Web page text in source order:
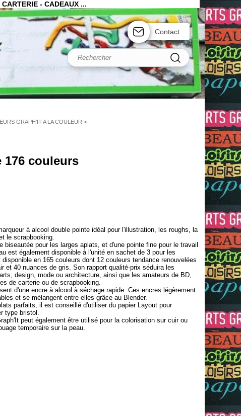
- CADEAUX ...
Contact
GRAPH'IT A LA COULEUR >
176 couleurs
à alcool double pointe idéal pour l'illustration, les roughs, la
le scrapbooking.
biseautée pour les larges aplats, et d'une pointe fine pour le travail
est également disponible à l'unité en sachet de 3 pour les
en 165 couleurs dont 12 couleurs tendance renouvelées
et 40 nuances de gris. Son rapport qualité-prix séduira les
design, mode ou architecture, ainsi que les amateurs de BD,
de carterie ou de scrapbooking.
d'une encre à alcool à séchage rapide. Ces encres légèrement
et se mélangent entre elles grâce au Blender.
parfaits, il est conseillé d'utiliser du papier Layout pour
type bristol.
peut également être utilisé pour la colorisation sur cuir ou
temporaire sur la peau.